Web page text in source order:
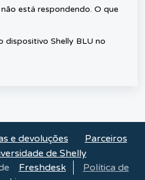
está respondendo. O que
dispositivo Shelly BLU no
e devoluções
Parceiros
de Shelly
Freshdesk
Política de